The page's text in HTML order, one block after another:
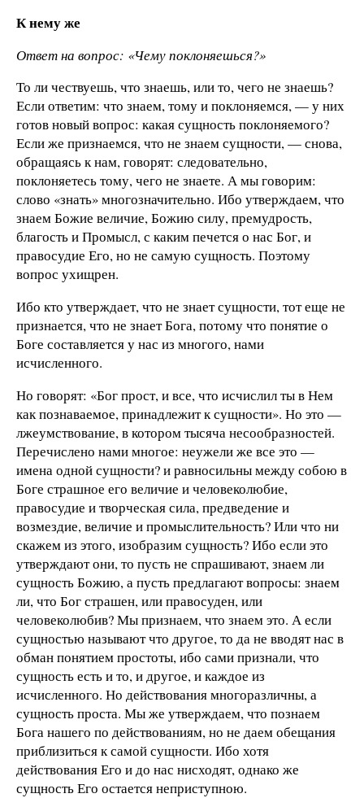
Кнему же
Ответ на вопрос: «Чему поклоняешься?»
То ли чествуешь, что знаешь, или то, чего не знаешь?
Если ответим: что знаем, тому и поклоняемся, — у них
готов новый вопрос: какая сущность поклоняемого?
Если же признаемся, что не знаем сущности, — снова,
обращаясь к нам, говорят: следовательно,
поклоняетесь тому, чего не знаете. А мы говорим:
слово «знать» многозначительно. Ибо утверждаем, что
знаем Божие величие, Божию силу, премудрость,
благость и Промысл, с каким печется о нас Бог, и
правосудие Его, но не самую сущность. Поэтому
вопрос ухищрен.
Ибо кто утверждает, что не знает сущности, тот еще не
признается, что не знает Бога, потому что понятие о
Боге составляется у нас из многого, нами
исчисленного.
Но говорят: «Бог прост, и все, что исчислил ты в Нем
как познаваемое, принадлежит к сущности». Но это —
лжеумствование, в котором тысяча несообразностей.
Перечислено нами многое: неужели же все это —
имена одной сущности? и равносильны между собою в
Боге страшное его величие и человеколюбие,
правосудие и творческая сила, предведение и
возмездие, величие и промыслительность? Или что ни
скажем из этого, изобразим сущность? Ибо если это
утверждают они, то пусть не спрашивают, знаем ли
сущность Божию, а пусть предлагают вопросы: знаем
ли, что Бог страшен, или правосуден, или
человеколюбив? Мы признаем, что знаем это. А если
сущностью называют что другое, то да не вводят нас в
обман понятием простоты, ибо сами признали, что
сущность есть и то, и другое, и каждое из
исчисленного. Но действования многоразличны, а
сущность проста. Мы же утверждаем, что познаем
Бога нашего по действованиям, но не даем обещания
приблизиться к самой сущности. Ибо хотя
действования Его и до нас нисходят, однако же
сущность Его остается неприступною.